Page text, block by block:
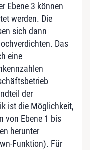
Ebene 3 können
werden. Die
sich dann
Das
eine
der
ist die Möglichkeit,
von Ebene 1 bis
herunter
Funktion). Für